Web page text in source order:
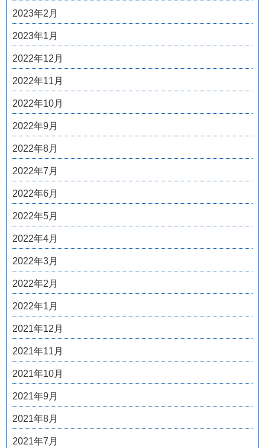
2023年2月
2023年1月
2022年12月
2022年11月
2022年10月
2022年9月
2022年8月
2022年7月
2022年6月
2022年5月
2022年4月
2022年3月
2022年2月
2022年1月
2021年12月
2021年11月
2021年10月
2021年9月
2021年8月
2021年7月